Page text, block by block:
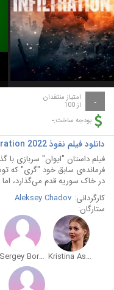
- امتیاز منتقدان
از 100
بودجه ساخت:-
دانلود فیلم نفوذ Infiltration 2022 با دوبله فارسی
فیلم داستان "ایوان" سربازی
فرمانده‌ی سابق خود "گری" که
در خاک سوریه قدم می‌گذارد،
کارگردانی: Aleksey Chadov
ستارگان:
Kristina Asmus
Sergey Borisov